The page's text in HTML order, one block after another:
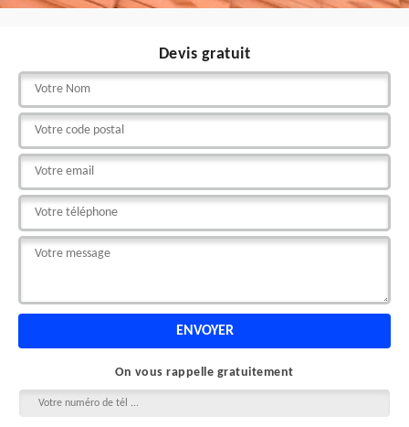
Devis gratuit
On vous rappelle gratuitement